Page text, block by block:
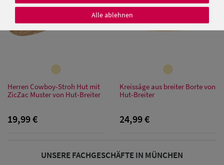
Baseball Caps
Damen UV-
Damen
Herren Cowboy-Stroh Hut mit
ZicZac Muster von Hut-Breiter
19,99 €
Kreissäge aus breiter Borte von
Hut-Breiter
24,99 €
UNSERE FACHGESCHÄFTE IN MÜNCHEN
Alle ablehnen